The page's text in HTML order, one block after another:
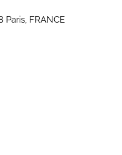
Paris, FRANCE